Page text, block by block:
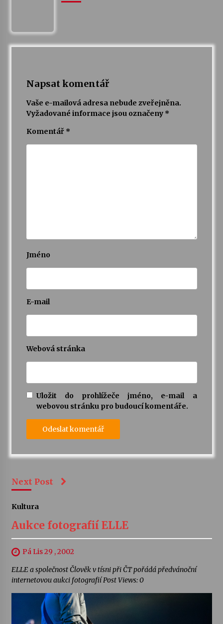
Vysočinka
odkaz Josefa Čapka
13. 7. 2026
Napsat komentář
Vaše e-mailová adresa nebude zveřejněna.
Vyžadované informace jsou označeny *
Komentář *
Jméno
E-mail
Webová stránka
Uložit do prohlížeče jméno, e-mail a
webovou stránku pro budoucí komentáře.
Next Post
Kultura
Aukce fotografií ELLE
Pá Lis 29 , 2002
ELLE a společnost Člověk v tísni při ČT pořádá předvánoční
internetovou aukci fotografií Post Views: 0